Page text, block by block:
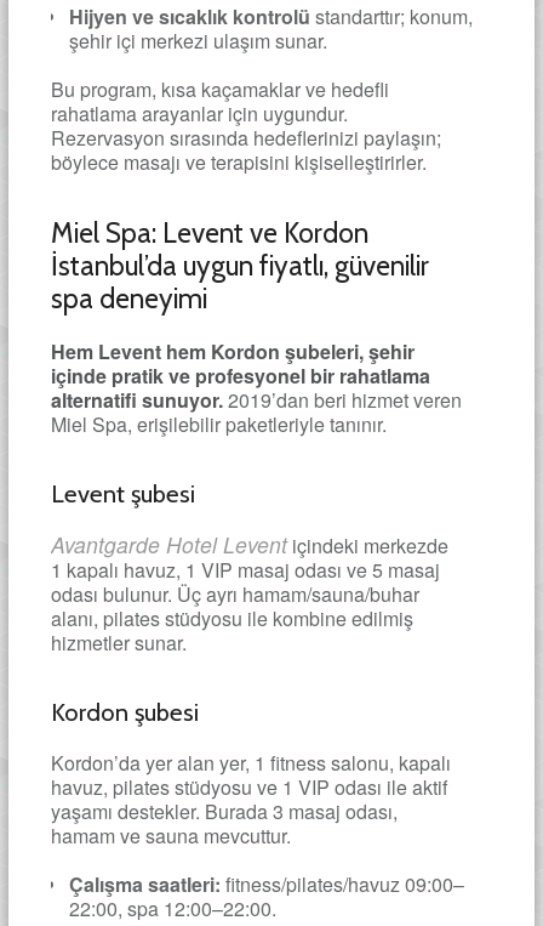
Hijyen ve sıcaklık kontrolü standarttır; konum,
şehir içi merkezi ulaşım sunar.
Bu program, kısa kaçamaklar ve hedefli
rahatlama arayanlar için uygundur.
Rezervasyon sırasında hedeflerinizi paylaşın;
böylece masajı ve terapisini kişiselleştirirler.
Miel Spa: Levent ve Kordon
İstanbul’da uygun fiyatlı, güvenilir
spa deneyimi
Hem Levent hem Kordon şubeleri, şehir
içinde pratik ve profesyonel bir rahatlama
alternatifi sunuyor.2019’dan beri hizmet veren
Miel Spa, erişilebilir paketleriyle tanınır.
Levent şubesi
Avantgarde Hotel Leventiçindeki merkezde
1 kapalı havuz, 1 VIP masaj odası ve 5 masaj
odası bulunur. Üç ayrı hamam/sauna/buhar
alanı, pilates stüdyosu ile kombine edilmiş
hizmetler sunar.
Kordon şubesi
Kordon’da yer alan yer, 1 fitness salonu, kapalı
havuz, pilates stüdyosu ve 1 VIP odası ile aktif
yaşamı destekler. Burada 3 masaj odası,
hamam ve sauna mevcuttur.
Çalışma saatleri: fitness/pilates/havuz 09:00–
22:00, spa 12:00–22:00.